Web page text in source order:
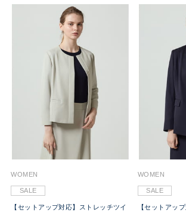
WOMEN
SALE
【セットアップ対応】ストレッチツイ
WOMEN
SALE
【セットアッ